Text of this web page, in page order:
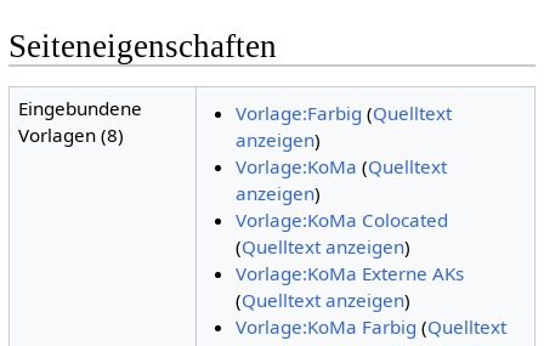
Seiteneigenschaften
Eingebundene
Vorlagen (8)
Vorlage:Farbig (Quelltext
anzeigen)
Vorlage:KoMa (Quelltext
anzeigen)
Vorlage:KoMa Colocated
(Quelltext anzeigen)
Vorlage:KoMa Externe AKs
(Quelltext anzeigen)
Vorlage:KoMa Farbig (Quelltext